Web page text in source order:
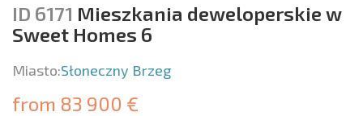
ID 6171 Mieszkania deweloperskie w
Sweet Homes 6
Miasto:Słoneczny Brzeg
from 83 900 €